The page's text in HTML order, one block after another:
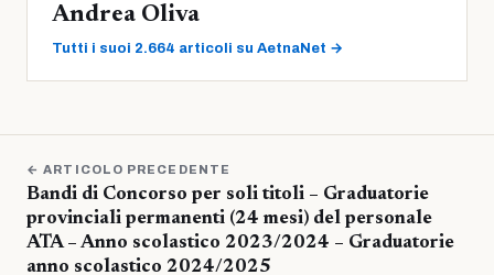
Andrea Oliva
Tutti i suoi 2.664 articoli su AetnaNet →
← ARTICOLO PRECEDENTE
Bandi di Concorso per soli titoli – Graduatorie
provinciali permanenti (24 mesi) del personale
ATA – Anno scolastico 2023/2024 – Graduatorie
anno scolastico 2024/2025